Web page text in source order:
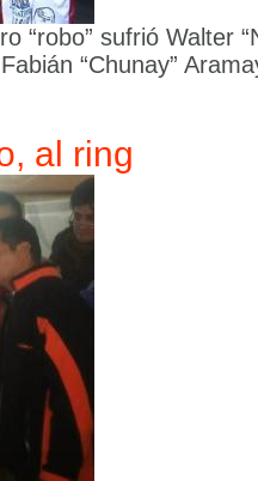
“robo” sufrió Walter
“Chunay”
al ring